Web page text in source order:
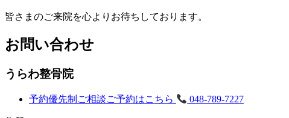
皆さまのご来院を心よりお待ちしております。
お問い合わせ
うらわ整骨院
予約優先制 ご相談ご予約はこちら 048-789-7227